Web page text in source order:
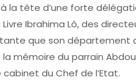
la tête d’une forte
Ibrahima Lô, des
que son département
la mémoire du parrain
du Chef de l’Etat.